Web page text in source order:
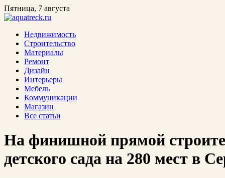
Пятница, 7 августа
Недвижимость
Строительство
Материалы
Ремонт
Дизайн
Интерьеры
Мебель
Коммуникации
Магазин
Все статьи
На финишной прямой
детского сада на 280 мест в